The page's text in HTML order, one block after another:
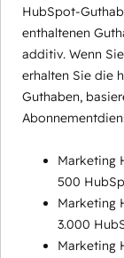
HubSpot-
enthaltenen
additiv. Wenn
erhalten Sie die
Guthaben,
Marketing
500
Marketing
3.000
Marketing